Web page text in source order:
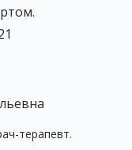
терапевт.